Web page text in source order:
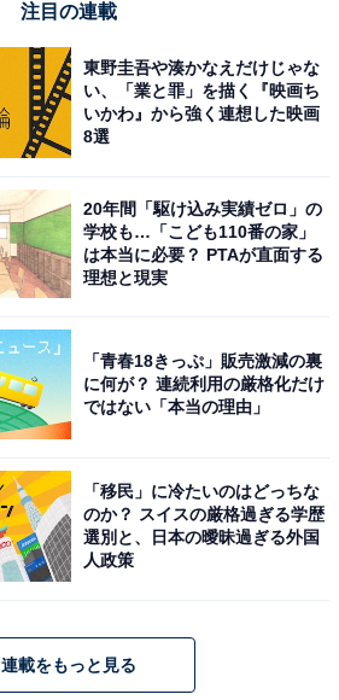
注目の連載
東野圭吾や湊かなえだけじゃな
い、「業と罪」を描く『映画ち
いかわ』から強く連想した映画
8選
20年間「駆け込み実績ゼロ」の
学校も…「こども110番の家」
は本当に必要？ PTAが直面する
理想と現実
「青春18きっぷ」販売激減の裏
に何が？ 連続利用の厳格化だけ
ではない「本当の理由」
「移民」に冷たいのはどっちな
のか？ スイスの厳格過ぎる学歴
選別と、日本の曖昧過ぎる外国
人政策
連載をもっと見る